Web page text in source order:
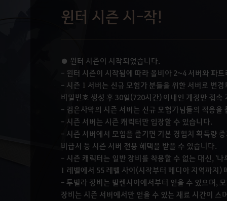
윈터 시즌 시-작!
● 윈터 시즌이 시작되었습니다.
- 윈터 시즌이 시작됨에 따라 올비아 2~4 서버와 파
- 시즌 1 서버는 신규 모험가 분들을 위한 서버로 변
비밀번호 생성 후 30일(720시간) 이내인 계정만 접속
- 검은사막의 시즌 서버는 신규 모험가님들의 적응
- 시즌 서버는 시즌 캐릭터만 입장할 수 있습니다.
- 시즌 서버에서 모험을 즐기면 기본 경험치 획득량
비급서 등 시즌 서버 전용 혜택을 받을 수 있습니다.
- 시즌 캐릭터는 일반 장비를 착용할 수 없는 대신, '
1 레벨에서 55 레벨 사이(시작부터 메디아 지역까지)
- 투발라 장비는 발렌시아에서부터 얻을 수 있으며,
장비는 시즌 서버에서만 얻을 수 있는 재료 시간이